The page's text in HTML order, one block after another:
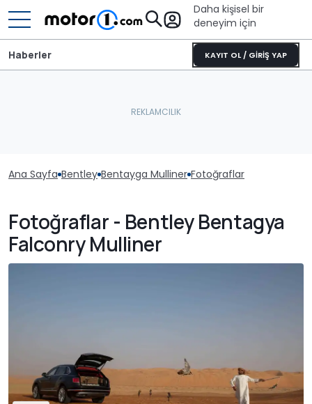
Daha kişisel bir
deneyim için
KAYIT OL / GİRİŞ YAP
Haberler
Ana Sayfa Bentley Bentayga Mulliner Fotoğraflar
Fotoğraflar - Bentley Bentagya
Falconry Mulliner